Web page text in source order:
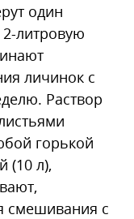
один
литровую
личинок с
Раствор
горькой
(10 л),
смешивания с